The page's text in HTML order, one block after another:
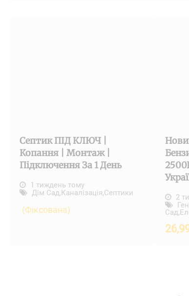
Септик ПІД КЛЮЧ |
Копання | Монтаж |
Підключення За 1 День
1 тиждень тому
Дім Сад,Каналізація,Септики
(Фіксована)
2
Сад,